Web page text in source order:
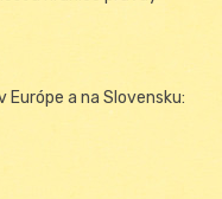
Európe a na Slovensku: